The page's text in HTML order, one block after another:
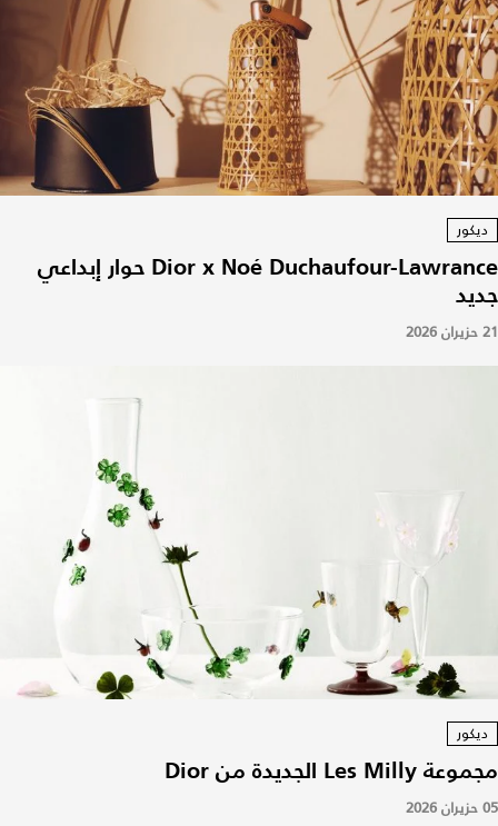
ديكور
Dior x Noé Duchaufour-Lawrance حوار إبداعي
جديد
21 حزيران 2026
ديكور
مجموعة Les Milly الجديدة من Dior
05 حزيران 2026